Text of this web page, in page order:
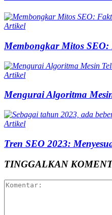
Artikel
Membongkar Mitos
Artikel
Mengurai Algoritma
Artikel
Tren SEO 2023:
TINGGALKAN